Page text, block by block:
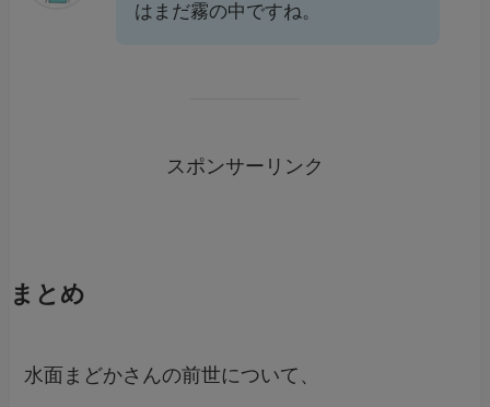
はまだ霧の中ですね。
スポンサーリンク
まとめ
水面まどかさんの前世について、